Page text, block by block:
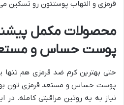
قرمزی و التهاب پوستتون رو تسکین
محصولات مکمل
پوست حساس و
حتی بهترین کرم ضد قرمزی هم تنها
پوست حساس و مستعد قرمزی تون
نیاز به یه روتین مراقبتی کامله.